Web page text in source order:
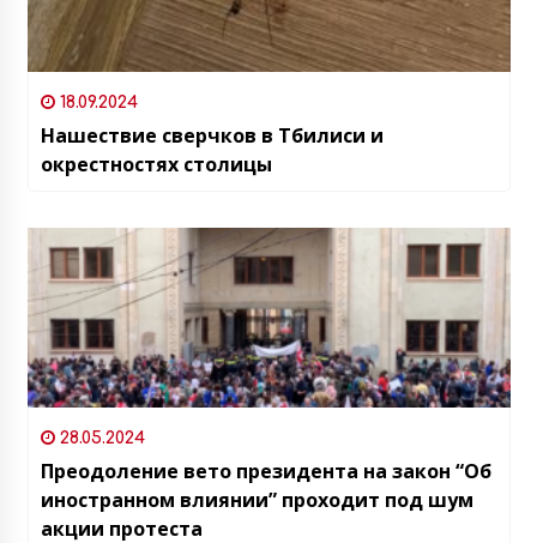
18.09.2024
Нашествие сверчков в Тбилиси и
окрестностях столицы
28.05.2024
Преодоление вето президента на закон “Об
иностранном влиянии” проходит под шум
акции протеста